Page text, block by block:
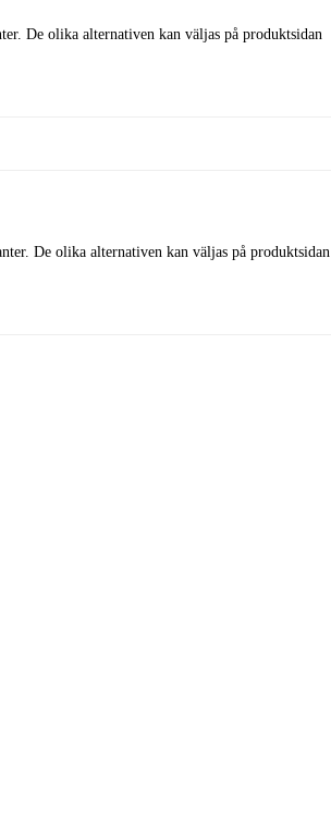
De olika alternativen kan väljas på produktsidan
De olika alternativen kan väljas på produktsidan